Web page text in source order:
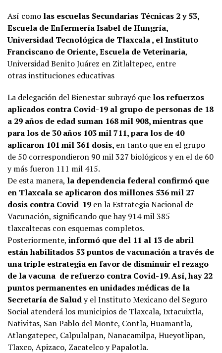
Así como las escuelas Secundarias Técnicas 2 y 53,
Escuela de Enfermería Isabel de Hungría,
Universidad Tecnológica de Tlaxcala , el Instituto
Franciscano de Oriente, Escuela de Veterinaria,
Universidad Benito Juárez en Zitlaltepec, entre
otras instituciones educativas
La delegación del Bienestar subrayó que los refuerzos
aplicados contra Covid-19 al grupo de personas de 18
a 29 años de edad suman 168 mil 908, mientras que
para los de 30 años 103 mil 711, para los de 40
aplicaron 101 mil 361 dosis, en tanto que en el grupo
de 50 correspondieron 90 mil 327 biológicos y en el de 60
y más fueron 111 mil 415.
De esta manera, la dependencia federal confirmó que
en Tlaxcala se aplicaron dos millones 536 mil 27
dosis contra Covid-19 en la Estrategia Nacional de
Vacunación, significando que hay 914 mil 385
tlaxcaltecas con esquemas completos.
Posteriormente, informó que del 11 al 13 de abril
están habilitados 53 puntos de vacunación a través de
una triple estrategia en favor de disminuir el rezago
de la vacuna de refuerzo contra Covid-19. Así, hay 22
puntos permanentes en unidades médicas de la
Secretaría de Saludy el Instituto Mexicano del Seguro
Social atenderá los municipios de Tlaxcala, Ixtacuixtla,
Nativitas, San Pablo del Monte, Contla, Huamantla,
Atlangatepec, Calpulalpan, Nanacamilpa, Hueyotlipan,
Tlaxco, Apizaco, Zacatelco y Papalotla.